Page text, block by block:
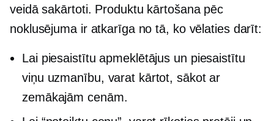
veidā sakārtoti. Produktu kārtošana pēc
noklusējuma ir atkarīga no tā, ko vēlaties darīt:
Lai piesaistītu apmeklētājus un piesaistītu
viņu uzmanību, varat kārtot, sākot ar
zemākajām cenām.